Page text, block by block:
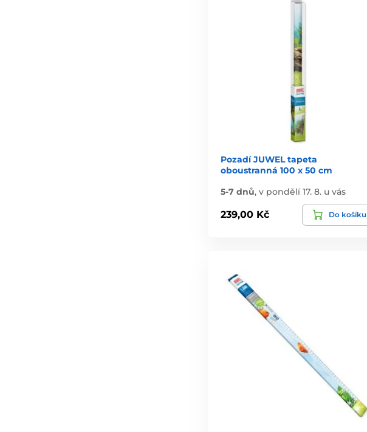
Pozadí JUWEL tapeta
oboustranná 100 x 50 cm
5-7 dnů, v pondělí 17. 8. u vás
239,00 Kč Do košíku